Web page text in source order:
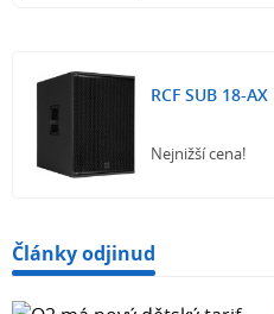
RCF SUB 18-AX
Nejnižší cena!
Články odjinud